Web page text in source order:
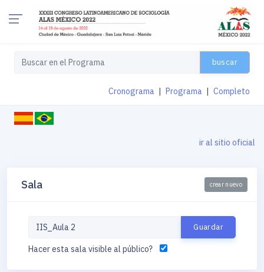
buscar
Cronograma Programa Completo
ir al sitio oficial
Sala crear nuevo
Hacer esta sala visible al público?